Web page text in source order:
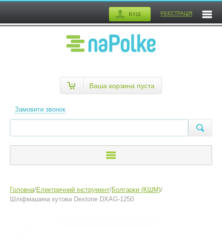
ВХІД РЕЄСТРАЦІЯ
Замовити звонок
Ваша корзина пуста
Головна/Електричний інструмент/Болгарки (КШМ)/
Шліфмашина кутова Dextone DXAG-1250